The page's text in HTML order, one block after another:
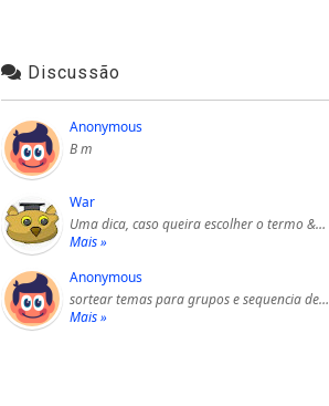
Discussão
Anonymous
B m
War
Uma dica, caso queira escolher o termo &…
Mais »
Anonymous
sortear temas para grupos e sequencia de…
Mais »